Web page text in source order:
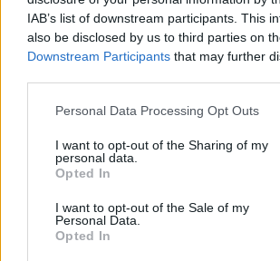
IAB’s list of downstream participants. This
also be disclosed by us to third parties on
Downstream Participants that may further
Please note that this website/app uses one
not limited to your visit or usage behaviour.
grant or deny consent to Google and its
use your data for below specified purposes
consent section.
Personal Data Processing Opt Outs
I want to opt-out of the Sharing of my
personal data.
Opted In
I want to opt-out of the Sale of my
Personal Data.
Opted In
évvel ezelőtti árvíz idején és így
fotógyűjtemény ugyanazokból a
Akik szeretik az előtte-utána képeket,
feltétlenül ajánlott ez a képgyűjtemény.
Magyarország